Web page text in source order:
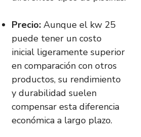
Precio: Aunque el kw 25
puede tener un costo
inicial ligeramente superior
en comparación con otros
productos, su rendimiento
y durabilidad suelen
compensar esta diferencia
económica a largo plazo.